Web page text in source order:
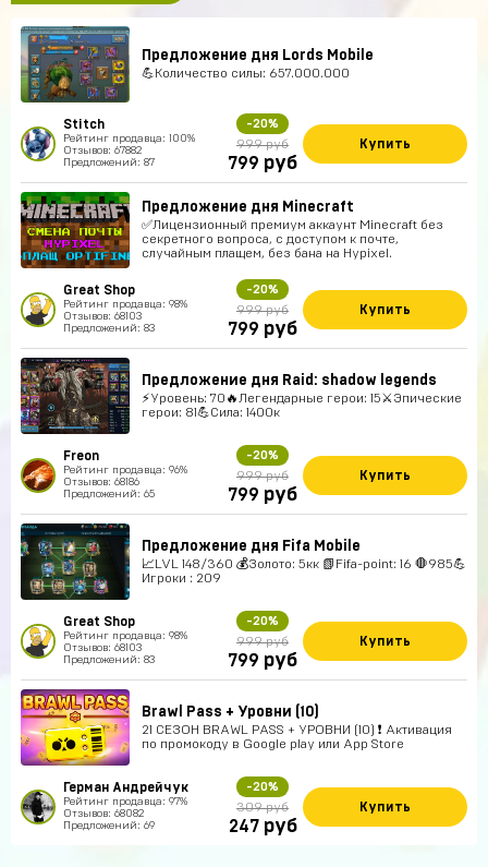
Предложение дня Lords Mobile
💪Количество силы: 657.000.000
Stitch
Рейтинг продавца: 100%
Отзывов: 67882
Предложений: 87
-20%
999 руб
799 руб
Купить
Предложение дня Minecraft
✅Лицензионный премиум аккаунт Minecraft без
секретного вопроса, с доступом к почте,
случайным плащем, без бана на Hypixel.
Great Shop
Рейтинг продавца: 98%
Отзывов: 68103
Предложений: 83
-20%
999 руб
799 руб
Купить
Предложение дня Raid: shadow legends
⚡Уровень: 70🔥Легендарные герои: 15⚔️Эпические
герои: 81💪Сила: 1400к
Freon
Рейтинг продавца: 96%
Отзывов: 68186
Предложений: 65
-20%
999 руб
799 руб
Купить
Предложение дня Fifa Mobile
📈LVL 148/360 💰Золото: 5кк 📗Fifa-point: 16 🛑985💪
Игроки : 209
Great Shop
Рейтинг продавца: 98%
Отзывов: 68103
Предложений: 83
-20%
999 руб
799 руб
Купить
Brawl Pass + Уровни (10)
21 СЕЗОН BRAWL PASS + УРОВНИ (10) ❗ Активация
по промокоду в Google play или App Store
Герман Андрейчук
Рейтинг продавца: 97%
Отзывов: 68082
Предложений: 69
-20%
309 руб
247 руб
Купить